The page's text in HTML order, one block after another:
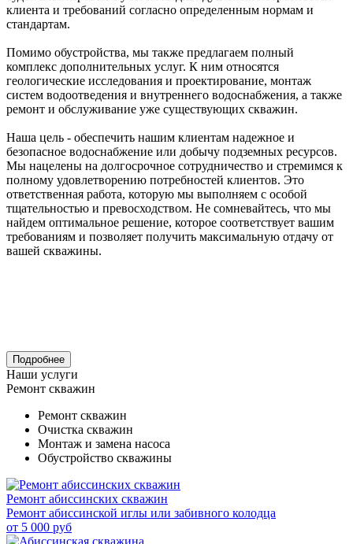
клиента и требований согласно определенным нормам и
стандартам.
Помимо обустройства, мы также предлагаем полный
комплекс дополнительных услуг. К ним относятся
геологические исследования и проектирование, монтаж
систем водоотведения и внутреннего водоснабжения, а также
ремонт и обслуживание уже существующих скважин.
Наша цель - обеспечить нашим клиентам надежное и
безопасное водоснабжение или добычу подземных ресурсов.
Мы нацелены на долгосрочное сотрудничество и стремимся к
полному удовлетворению потребностей клиентов. Это
ответственная работа, которую мы выполняем с особой
тщательностью и превосходством. Не сомневайтесь, что мы
найдем оптимальное решение, которое соответствует вашим
требованиям и позволяет получить максимальную отдачу от
вашей скважины.
Подробнее
Наши услуги
Ремонт скважин
Ремонт скважин
Очистка скважин
Монтаж и замена насоса
Обустройство скважины
Ремонт абиссинских скважин
Ремонт абиссинской иглы или забивного колодца
от 5 000 руб